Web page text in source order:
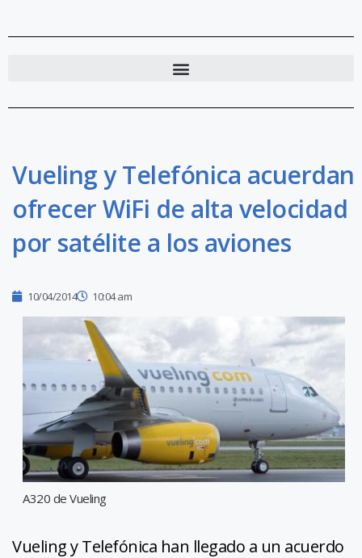
Vueling y Telefónica acuerdan
ofrecer WiFi de alta velocidad
por satélite a los aviones
10/04/2014 10:04 am
A320 de Vueling
Vueling y Telefónica han llegado a un acuerdo